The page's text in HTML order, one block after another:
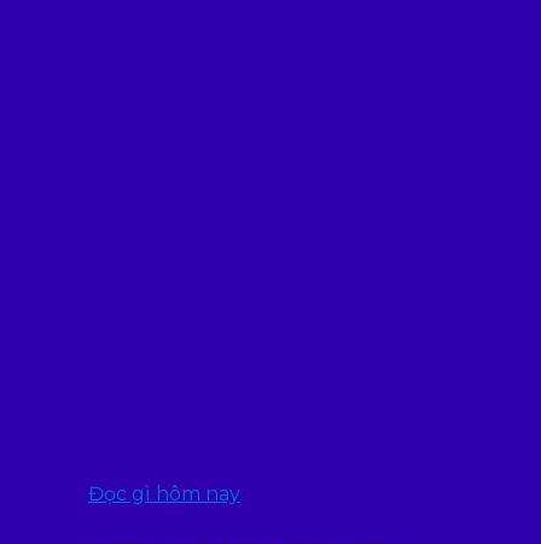
Đọc gì hôm nay